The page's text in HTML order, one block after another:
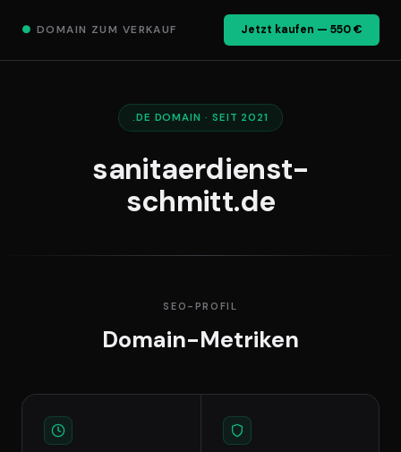
● DOMAIN ZUM VERKAUF Jetzt kaufen — 550 €
.DE DOMAIN · SEIT 2021
sanitaerdienst-
schmitt.de
SEO-PROFIL
Domain-Metriken